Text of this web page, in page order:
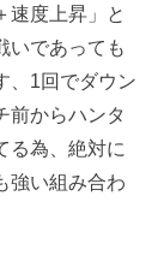
速度上昇」と
いであっても
、1回でダウン
前からハンタ
る為、絶対に
強い組み合わ